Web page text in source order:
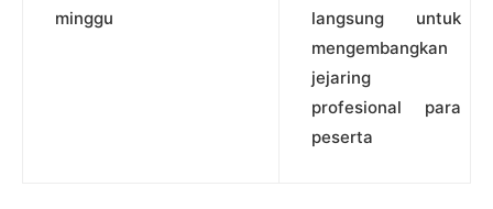
minggu
langsung untuk
mengembangkan
jejaring
profesional para
peserta